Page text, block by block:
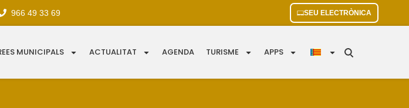
966 49 33 69 SEU ELECTRÒNICA
MUNICIPALS ACTUALITAT AGENDA TURISME APPS